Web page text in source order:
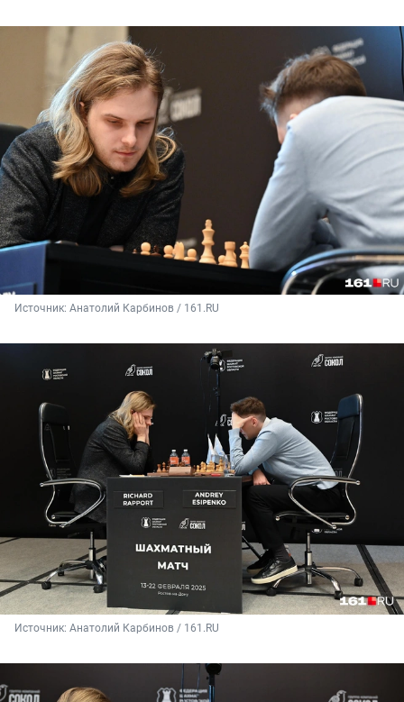
Источник: Анатолий Карбинов / 161.RU
Источник: Анатолий Карбинов / 161.RU